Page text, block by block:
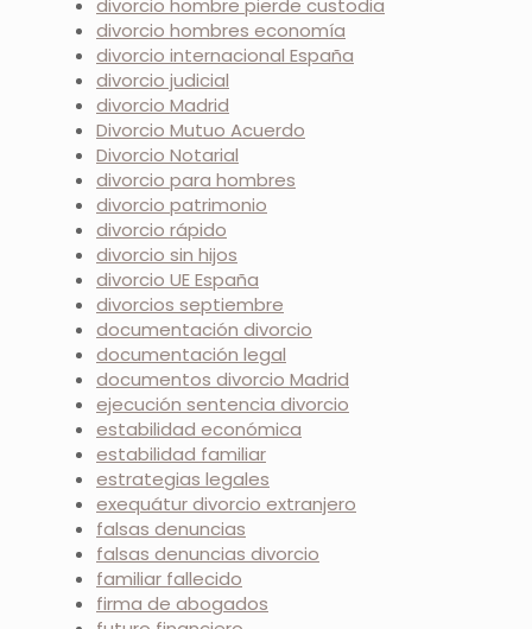
divorcio hombres economía
divorcio internacional España
divorcio judicial
divorcio Madrid
Divorcio Mutuo Acuerdo
Divorcio Notarial
divorcio para hombres
divorcio patrimonio
divorcio rápido
divorcio sin hijos
divorcio UE España
divorcios septiembre
documentación divorcio
documentación legal
documentos divorcio Madrid
ejecución sentencia divorcio
estabilidad económica
estabilidad familiar
estrategias legales
exequátur divorcio extranjero
falsas denuncias
falsas denuncias divorcio
familiar fallecido
firma de abogados